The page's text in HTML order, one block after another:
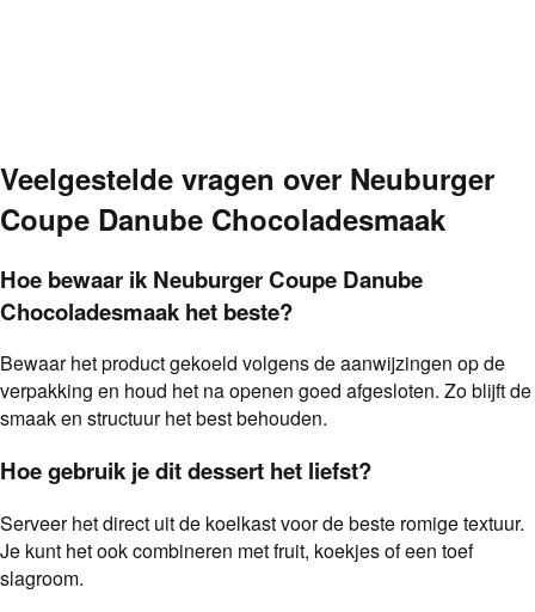
Veelgestelde vragen over Neuburger
Coupe Danube Chocoladesmaak
Hoe bewaar ik Neuburger Coupe Danube
Chocoladesmaak het beste?
Bewaar het product gekoeld volgens de aanwijzingen op de
verpakking en houd het na openen goed afgesloten. Zo blijft de
smaak en structuur het best behouden.
Hoe gebruik je dit dessert het liefst?
Serveer het direct uit de koelkast voor de beste romige textuur.
Je kunt het ook combineren met fruit, koekjes of een toef
slagroom.